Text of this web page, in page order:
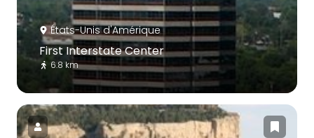
États-Unis d'Amérique
First Interstate Center
6.8 km